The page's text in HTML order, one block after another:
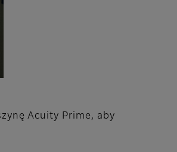
Acuity Prime, aby